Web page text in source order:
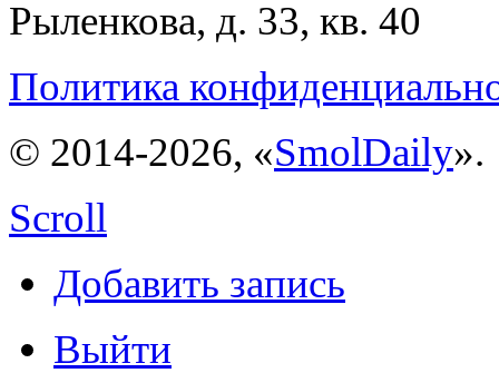
Рыленкова, д. 33, кв. 40
Политика
© 2014-2026, «SmolDaily».
Scroll
Добавить запись
Выйти